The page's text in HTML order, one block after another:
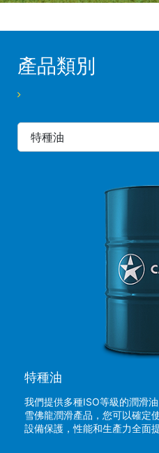
產品類別
特種油
特種油
我們提供多種ISO等級的潤滑
雪佛龍潤滑產品，您可以確定
設備保護，性能和生產力全面